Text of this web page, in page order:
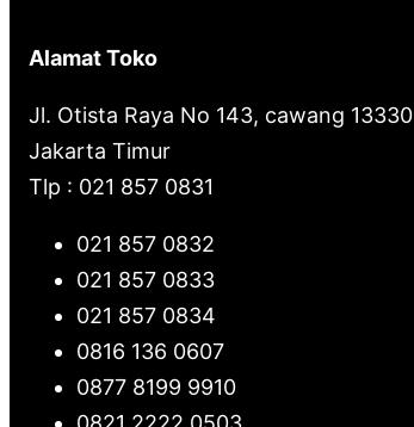
Alamat Toko
Jl. Otista Raya No 143, cawang 13330
Jakarta Timur
Tlp : 021 857 0831
021 857 0832
021 857 0833
021 857 0834
0816 136 0607
0877 8199 9910